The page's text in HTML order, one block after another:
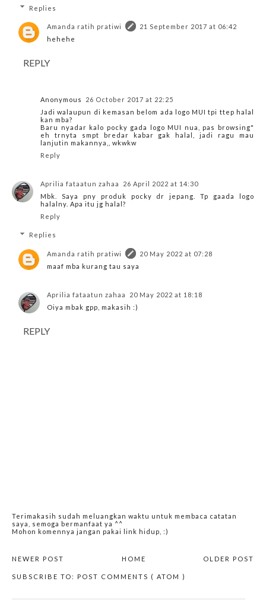
Replies
Amanda ratih pratiwi
21 September 2017 at 06:42
hehehe
REPLY
Anonymous
26 October 2017 at 22:25
Jadi walaupun di kemasan belom ada logo MUI tpi ttep halal
kan mba?
Baru nyadar kalo pocky gada logo MUI nua, pas browsing"
eh trnyta smpt bredar kabar gak halal, jadi ragu mau
lanjutin makannya,, wkwkw
Reply
Aprilia fataatun zahaa
26 April 2022 at 14:30
Mbk. Saya pny produk pocky dr jepang. Tp gaada logo
halalny. Apa itu jg halal?
Reply
Replies
Amanda ratih pratiwi
20 May 2022 at 07:28
maaf mba kurang tau saya
Aprilia fataatun zahaa
20 May 2022 at 18:18
Oiya mbak gpp, makasih :)
REPLY
Terimakasih sudah meluangkan waktu untuk membaca catatan
saya, semoga bermanfaat ya ^^
Mohon komennya jangan pakai link hidup, :)
NEWER POST OLDER POST
HOME
SUBSCRIBE TO: POST COMMENTS ( ATOM )